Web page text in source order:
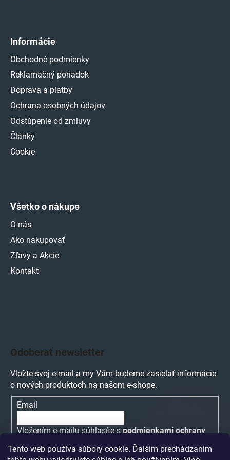
Tento web používa súbory cookie. Ďalším prechádzaním
Informácie
Obchodné podmienky
Reklamačný poriadok
Doprava a platby
Ochrana osobných údajov
Odstúpenie od zmluvy
Články
Cookie
Všetko o nákupe
O nás
Ako nakupovať
Zľavy a Akcie
Kontakt
Odoberať newsletter
Vložte svoj e-mail a my Vám budeme zasielať informácie
o nových produktoch na našom e-shope.
Email
Vložením e-mailu súhlasíte s podmienkami ochrany